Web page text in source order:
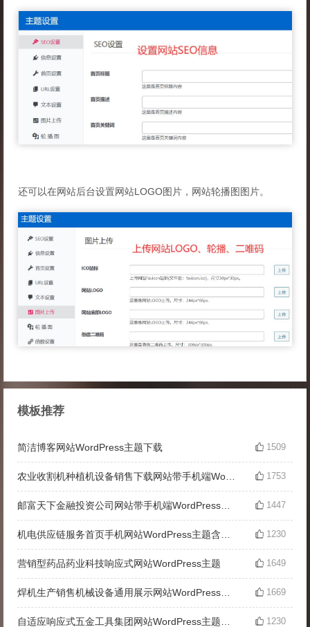
还可以在网站后台设置网站LOGO图片，网站轮播图图片。
模板推荐
简洁博客网站WordPress主题下载 1509
1753
1447
1230
营销型药品药业科技响应式网站WordPress主题 1649
1669
1230